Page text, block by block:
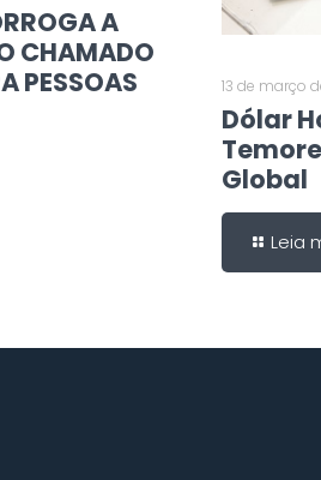
A
CHAMADO
PESSOAS
13 de março
Dólar
Global
Leia